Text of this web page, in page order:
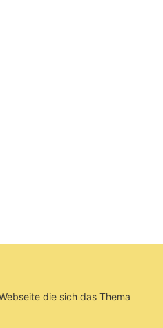
die sich das Thema